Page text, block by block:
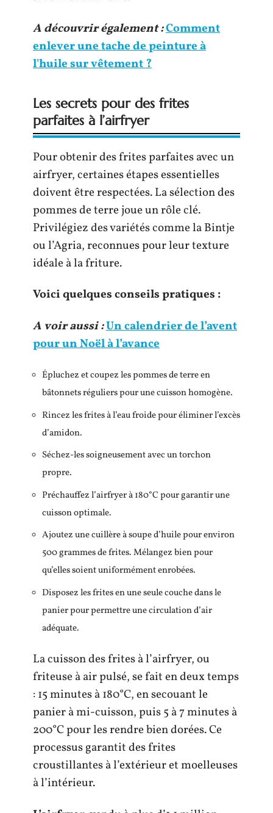
A découvrir également :Comment
enlever une tache de peinture à
l'huile sur vêtement ?
Les secrets pour des frites
parfaites à l’airfryer
Pour obtenir des frites parfaites avec un
airfryer, certaines étapes essentielles
doivent être respectées. La sélection des
pommes de terre joue un rôle clé.
Privilégiez des variétés comme la Bintje
ou l’Agria, reconnues pour leur texture
idéale à la friture.
Voici quelques conseils pratiques :
A voir aussi :Un calendrier de l’avent
pour un Noël à l’avance
Épluchez et coupez les pommes de terre en
bâtonnets réguliers pour une cuisson homogène.
Rincez les frites à l’eau froide pour éliminer l’excès
d’amidon.
Séchez-les soigneusement avec un torchon
propre.
Préchauffez l’airfryer à 180°C pour garantir une
cuisson optimale.
Ajoutez une cuillère à soupe d’huile pour environ
500 grammes de frites. Mélangez bien pour
qu’elles soient uniformément enrobées.
Disposez les frites en une seule couche dans le
panier pour permettre une circulation d’air
adéquate.
La cuisson des frites à l’airfryer, ou
friteuse à air pulsé, se fait en deux temps
: 15 minutes à 180°C, en secouant le
panier à mi-cuisson, puis 5 à 7 minutes à
200°C pour les rendre bien dorées. Ce
processus garantit des frites
croustillantes à l’extérieur et moelleuses
à l’intérieur.